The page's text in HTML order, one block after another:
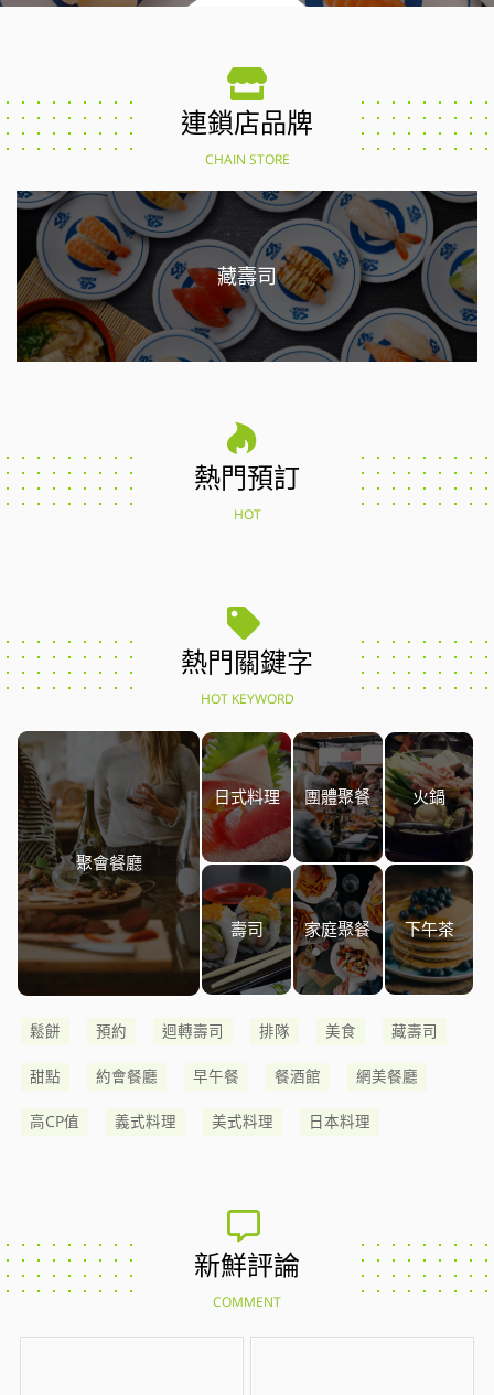
連鎖店品牌
CHAIN STORE
藏壽司
熱門預訂
HOT
熱門關鍵字
HOT KEYWORD
聚會餐廳
日式料理 團體聚餐 火鍋
壽司 家庭聚餐 下午茶
鬆餅 預約 迴轉壽司 排隊 美食 藏壽司
甜點 約會餐廳 早午餐 餐酒館 網美餐廳
高CP值 義式料理 美式料理 日本料理
新鮮評論
COMMENT